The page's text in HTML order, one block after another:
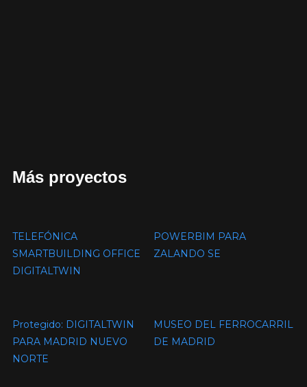
Más proyectos
TELEFÓNICA
SMARTBUILDING OFFICE
DIGITALTWIN
POWERBIM PARA
ZALANDO SE
Protegido: DIGITALTWIN
PARA MADRID NUEVO
NORTE
MUSEO DEL FERROCARRIL
DE MADRID